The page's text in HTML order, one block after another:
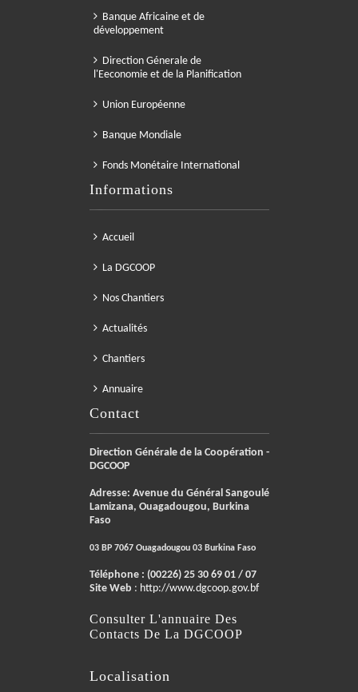
Banque Africaine et de
développement
Direction Génerale de
l'Eeconomie et de la Planification
Union Européenne
Banque Mondiale
Fonds Monétaire International
Informations
Accueil
La DGCOOP
Nos Chantiers
Actualités
Chantiers
Annuaire
Contact
Direction Générale de la Coopération -
DGCOOP
Adresse: Avenue du Général Sangoulé
Lamizana, Ouagadougou, Burkina
Faso
03 BP 7067 Ouagadougou 03 Burkina Faso
Téléphone : (00226) 25 30 69 01 / 07
Site Web : http://www.dgcoop.gov.bf
Consulter L'annuaire Des
Contacts De La DGCOOP
Localisation